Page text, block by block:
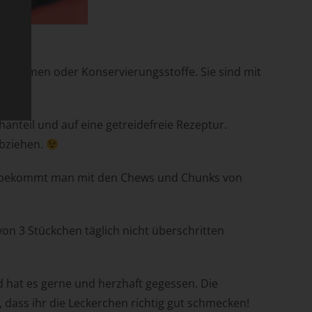
Aromen oder Konservierungsstoffe. Sie sind mit
und auf eine getreidefreie Rezeptur.
man mit den Chews und Chunks von
3 Stückchen täglich nicht überschritten
es gerne und herzhaft gegessen. Die
ihr die Leckerchen richtig gut schmecken!